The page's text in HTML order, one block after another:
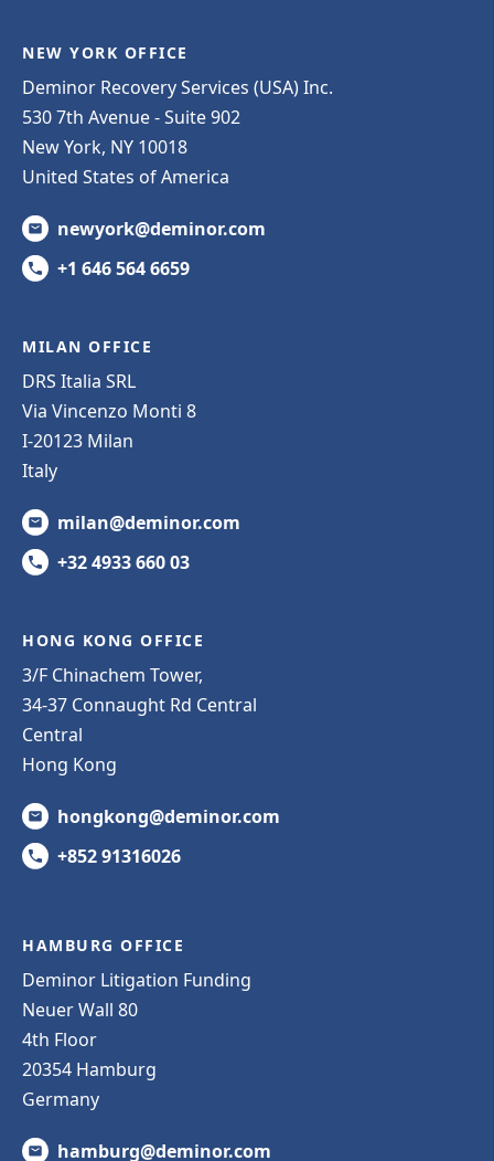
NEW YORK OFFICE
Deminor Recovery Services (USA) Inc.
530 7th Avenue - Suite 902
New York, NY 10018
United States of America
newyork@deminor.com
+1 646 564 6659
MILAN OFFICE
DRS Italia SRL
Via Vincenzo Monti 8
I-20123 Milan
Italy
milan@deminor.com
+32 4933 660 03
HONG KONG OFFICE
3/F Chinachem Tower,
34-37 Connaught Rd Central
Central
Hong Kong
hongkong@deminor.com
+852 91316026
HAMBURG OFFICE
Deminor Litigation Funding
Neuer Wall 80
4th Floor
20354 Hamburg
Germany
hamburg@deminor.com